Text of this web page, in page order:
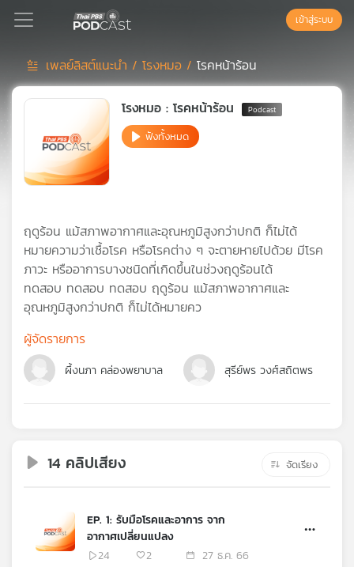
Podcast
เพล
ของ
คุณ
เข้าสู่ระบบ
เพลย์ลิสต์แนะนำ /โรงหมอ /โรคหน้าร้อน
โรงหมอ : โรคหน้าร้อน
ฟังทั้งหมด
ฤดูร้อน แม้สภาพอากาศและอุณหภูมิสูงกว่าปกติ ก็ไม่ได้
หมายความว่าเชื้อโรค หรือโรคต่าง ๆ จะตายหายไปด้วย มีโรค
ภาวะ หรืออาการบางชนิดที่เกิดขึ้นในช่วงฤดูร้อนได้
ทดสอบ ทดสอบ ทดสอบ ฤดูร้อน แม้สภาพอากาศและ
อุณหภูมิสูงกว่าปกติ ก็ไม่ได้หมายคว
ผู้จัดรายการ
ผึ้งนภา คล่องพยาบาล สุรีย์พร วงศ์สถิตพร
14 คลิปเสียง จัดเรียง
EP. 1: รับมือโรคและอาการ จาก
อากาศเปลี่ยนแปลง
24
2 27 ธ.ค. 66